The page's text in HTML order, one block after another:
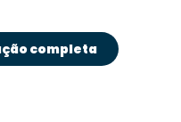
completa